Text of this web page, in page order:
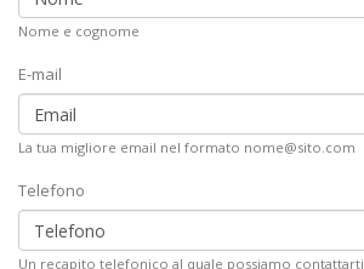
Nome e cognome
E-mail
La tua migliore email nel formato nome@sito.com
Telefono
Un recapito telefonico al quale possiamo contattarti